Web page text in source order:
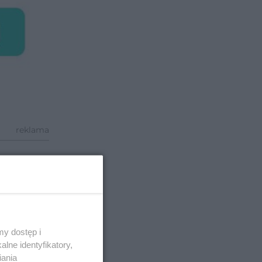
reklama
dostęp i
identyfikatory,